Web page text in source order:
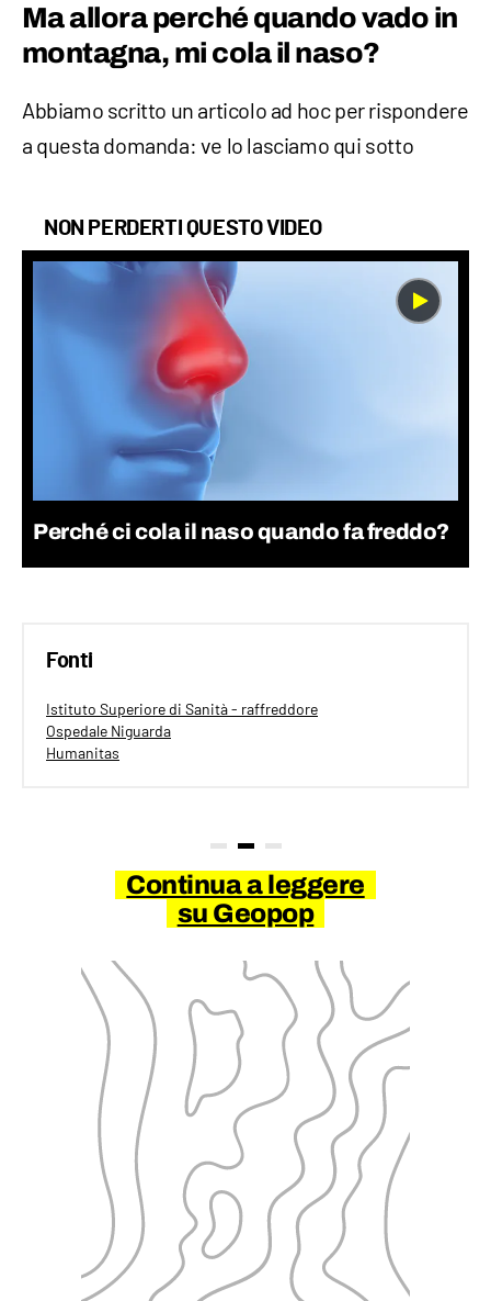
Ma allora perché quando vado in
montagna, mi cola il naso?
Abbiamo scritto un articolo ad hoc per rispondere
a questa domanda: ve lo lasciamo qui sotto
NON PERDERTI QUESTO VIDEO
Perché ci cola il naso quando fa freddo?
Fonti
Istituto Superiore di Sanità - raffreddore
Ospedale Niguarda
Humanitas
Continua a leggere
su Geopop